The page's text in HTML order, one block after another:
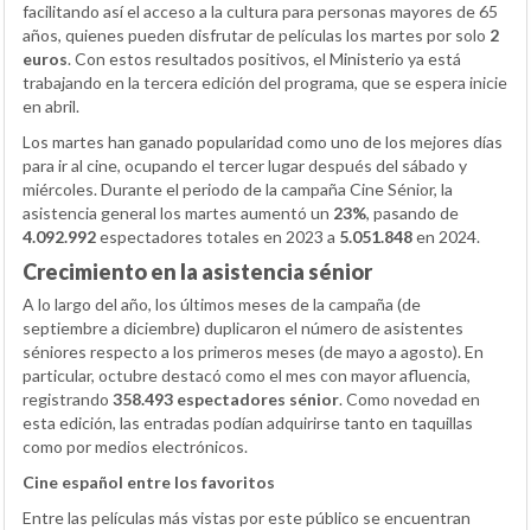
facilitando así el acceso a la cultura para personas mayores de 65
años, quienes pueden disfrutar de películas los martes por solo 2
euros. Con estos resultados positivos, el Ministerio ya está
trabajando en la tercera edición del programa, que se espera inicie
en abril.
Los martes han ganado popularidad como uno de los mejores días
para ir al cine, ocupando el tercer lugar después del sábado y
miércoles. Durante el periodo de la campaña Cine Sénior, la
asistencia general los martes aumentó un 23%, pasando de
4.092.992espectadores totales en 2023 a 5.051.848en 2024.
Crecimiento en la asistencia sénior
A lo largo del año, los últimos meses de la campaña (de
septiembre a diciembre) duplicaron el número de asistentes
séniores respecto a los primeros meses (de mayo a agosto). En
particular, octubre destacó como el mes con mayor afluencia,
registrando 358.493 espectadores sénior. Como novedad en
esta edición, las entradas podían adquirirse tanto en taquillas
como por medios electrónicos.
Cine español entre los favoritos
Entre las películas más vistas por este público se encuentran